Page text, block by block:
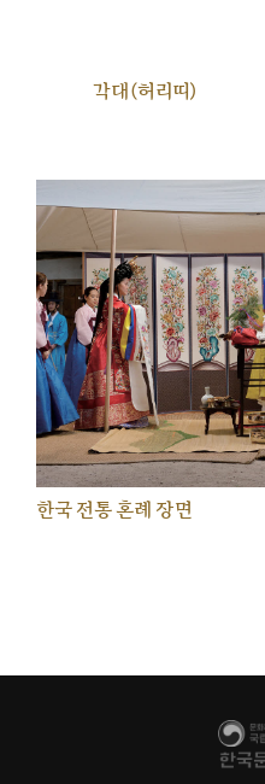
각대(허리띠)
한국 전통 혼례 장면